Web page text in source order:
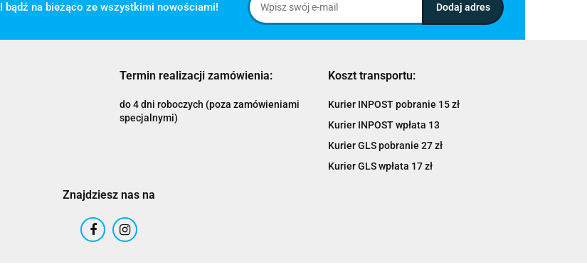
I bądź na bieżąco ze wszystkimi nowościami!
Termin realizacji zamówienia:
do 4 dni roboczych (poza zamówieniami
specjalnymi)
Koszt transportu:
Kurier INPOST pobranie 15 zł
Kurier INPOST wpłata 13
Kurier GLS pobranie 27 zł
Kurier GLS wpłata 17 zł
Znajdziesz nas na